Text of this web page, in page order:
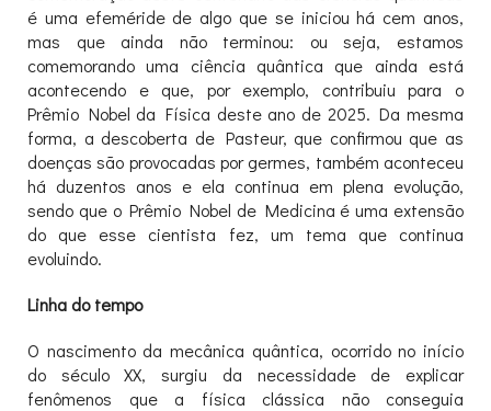
é uma efeméride de algo que se iniciou há cem anos,
mas que ainda não terminou: ou seja, estamos
comemorando uma ciência quântica que ainda está
acontecendo e que, por exemplo, contribuiu para o
Prêmio Nobel da Física deste ano de 2025. Da mesma
forma, a descoberta de Pasteur, que confirmou que as
doenças são provocadas por germes, também aconteceu
há duzentos anos e ela continua em plena evolução,
sendo que o Prêmio Nobel de Medicina é uma extensão
do que esse cientista fez, um tema que continua
evoluindo.
Linha do tempo
O nascimento da mecânica quântica, ocorrido no início
do século XX, surgiu da necessidade de explicar
fenômenos que a física clássica não conseguia